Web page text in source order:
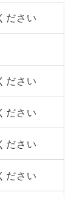
ださい
ださい
ださい
ださい
ださい